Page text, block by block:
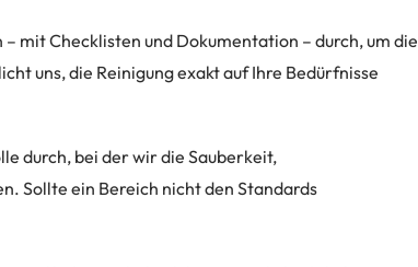
mit Checklisten und Dokumentation – durch, um die
uns, die Reinigung exakt auf Ihre Bedürfnisse
durch, bei der wir die Sauberkeit,
Sollte ein Bereich nicht den Standards